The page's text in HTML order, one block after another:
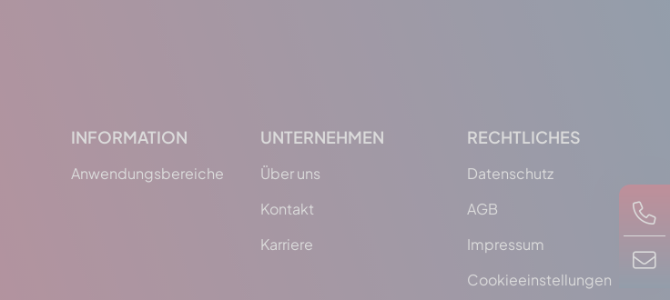
INFORMATION
Anwendungsbereiche
UNTERNEHMEN
Über uns
Kontakt
Karriere
RECHTLICHES
Datenschutz
AGB
Impressum
Cookieeinstellungen